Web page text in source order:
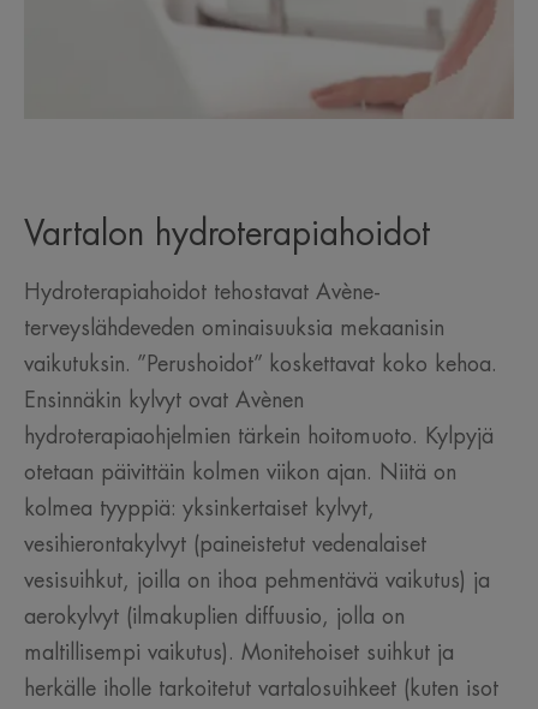
Vartalon hydroterapiahoidot
Hydroterapiahoidot tehostavat Avène-
terveyslähdeveden ominaisuuksia mekaanisin
vaikutuksin. ”Perushoidot” koskettavat koko kehoa.
Ensinnäkin kylvyt ovat Avènen
hydroterapiaohjelmien tärkein hoitomuoto. Kylpyjä
otetaan päivittäin kolmen viikon ajan. Niitä on
kolmea tyyppiä: yksinkertaiset kylvyt,
vesihierontakylvyt (paineistetut vedenalaiset
vesisuihkut, joilla on ihoa pehmentävä vaikutus) ja
aerokylvyt (ilmakuplien diffuusio, jolla on
maltillisempi vaikutus). Monitehoiset suihkut ja
herkälle iholle tarkoitetut vartalosuihkeet (kuten isot